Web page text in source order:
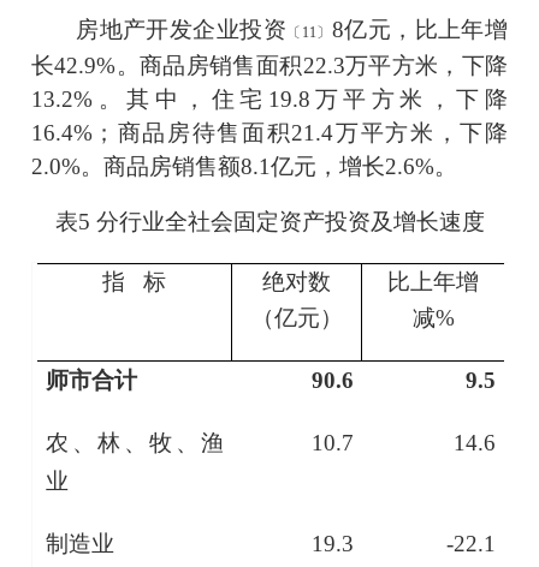
房地产开发企业投资 〔 11 〕 8亿元，比上年增
长42.9%。商品房销售面积22.3万平方米 ， 下降
13.2%。其中，住宅 19.8 万平方米，下降
16.4% ； 商品房待售面积21.4万平方米，下降
2.0%。商品房销售额8.1亿元，增长2.6%。
表5 分行业全社会固定资产投资及增长速度
指 标
绝对数
（亿元）
比上年增
减%
师市合计 90.6 9.5
农、林、牧、渔
业
10.7 14.6
制造业 19.3 -22.1